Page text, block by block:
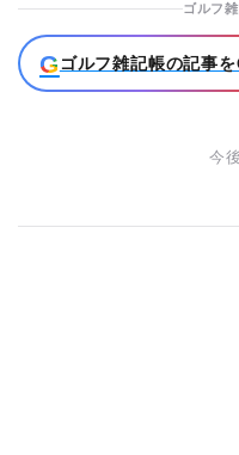
ゴルフ
Gゴルフ雑記帳の記事
今